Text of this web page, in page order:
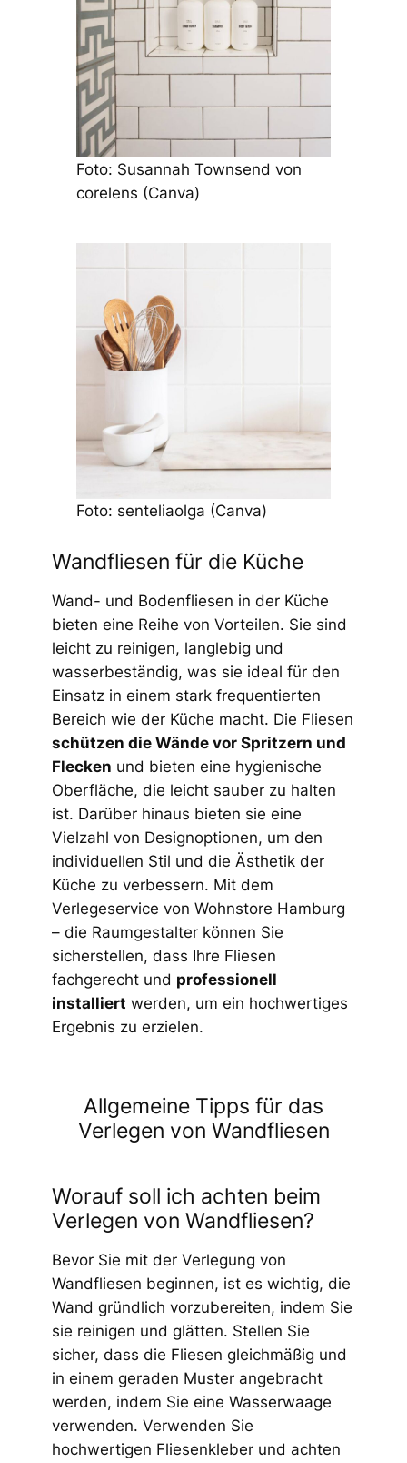
Foto: Susannah Townsend von
corelens (Canva)
Foto: senteliaolga (Canva)
Wandfliesen für die Küche
Wand- und Bodenfliesen in der Küche
bieten eine Reihe von Vorteilen. Sie sind
leicht zu reinigen, langlebig und
wasserbeständig, was sie ideal für den
Einsatz in einem stark frequentierten
Bereich wie der Küche macht. Die Fliesen
schützen die Wände vor Spritzern und
Flecken und bieten eine hygienische
Oberfläche, die leicht sauber zu halten
ist. Darüber hinaus bieten sie eine
Vielzahl von Designoptionen, um den
individuellen Stil und die Ästhetik der
Küche zu verbessern. Mit dem
Verlegeservice von Wohnstore Hamburg
– die Raumgestalter können Sie
sicherstellen, dass Ihre Fliesen
fachgerecht und professionell
installiert werden, um ein hochwertiges
Ergebnis zu erzielen.
Allgemeine Tipps für das
Verlegen von Wandfliesen
Worauf soll ich achten beim
Verlegen von Wandfliesen?
Bevor Sie mit der Verlegung von
Wandfliesen beginnen, ist es wichtig, die
Wand gründlich vorzubereiten, indem Sie
sie reinigen und glätten. Stellen Sie
sicher, dass die Fliesen gleichmäßig und
in einem geraden Muster angebracht
werden, indem Sie eine Wasserwaage
verwenden. Verwenden Sie
hochwertigen Fliesenkleber und achten